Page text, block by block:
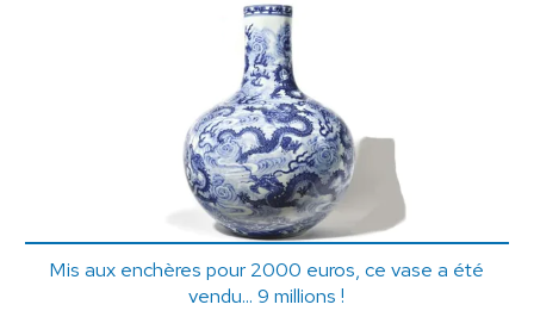
Mis aux enchères pour 2000 euros, ce vase a été
vendu... 9 millions !